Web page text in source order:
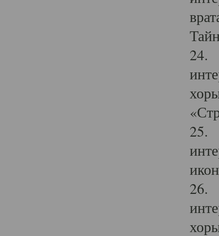
24.
25.
26.